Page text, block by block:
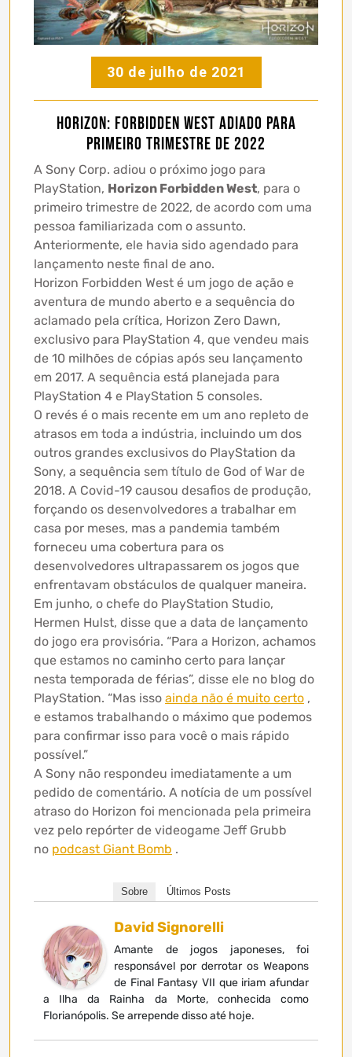
30 de julho de 2021
Horizon: Forbidden West adiado para
primeiro trimestre de 2022
A Sony Corp. adiou o próximo jogo para
PlayStation, Horizon Forbidden West, para o
primeiro trimestre de 2022, de acordo com uma
pessoa familiarizada com o assunto.
Anteriormente, ele havia sido agendado para
lançamento neste final de ano.
Horizon Forbidden West é um jogo de ação e
aventura de mundo aberto e a sequência do
aclamado pela crítica, Horizon Zero Dawn,
exclusivo para PlayStation 4, que vendeu mais
de 10 milhões de cópias após seu lançamento
em 2017. A sequência está planejada para
PlayStation 4 e PlayStation 5 consoles.
O revés é o mais recente em um ano repleto de
atrasos em toda a indústria, incluindo um dos
outros grandes exclusivos do PlayStation da
Sony, a sequência sem título de God of War de
2018. A Covid-19 causou desafios de produção,
forçando os desenvolvedores a trabalhar em
casa por meses, mas a pandemia também
forneceu uma cobertura para os
desenvolvedores ultrapassarem os jogos que
enfrentavam obstáculos de qualquer maneira.
Em junho, o chefe do PlayStation Studio,
Hermen Hulst, disse que a data de lançamento
do jogo era provisória. “Para a Horizon, achamos
que estamos no caminho certo para lançar
nesta temporada de férias”, disse ele no blog do
PlayStation. “Mas isso ainda não é muito certo ,
e estamos trabalhando o máximo que podemos
para confirmar isso para você o mais rápido
possível.”
A Sony não respondeu imediatamente a um
pedido de comentário. A notícia de um possível
atraso do Horizon foi mencionada pela primeira
vez pelo repórter de videogame Jeff Grubb
no podcast Giant Bomb .
Sobre Últimos Posts
David Signorelli
Amante de jogos japoneses, foi
responsável por derrotar os Weapons
de Final Fantasy VII que iriam afundar
a Ilha da Rainha da Morte, conhecida como
Florianópolis. Se arrepende disso até hoje.